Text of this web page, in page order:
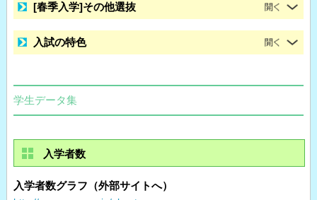
[春季入学]その他選抜
入試の特色
学生データ集
入学者数
入学者数グラフ（外部サイトへ）